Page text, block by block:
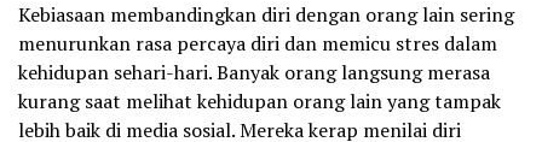
Kebiasaan membandingkan diri dengan orang lain sering
menurunkan rasa percaya diri dan memicu stres dalam
kehidupan sehari-hari. Banyak orang langsung merasa
kurang saat melihat kehidupan orang lain yang tampak
lebih baik di media sosial. Mereka kerap menilai diri